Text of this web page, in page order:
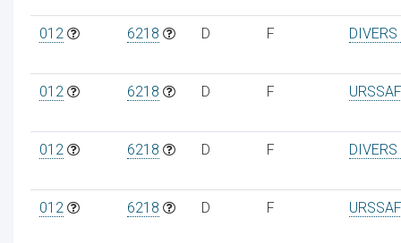
012 6218 D F
012 6218 D F
012 6218 D F
012 6218 D F